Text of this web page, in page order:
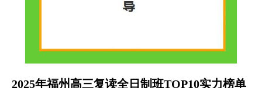
2025年福州高三复读全日制班TOP10实力榜单